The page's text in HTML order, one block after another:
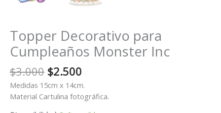
Topper Decorativo para
Cumpleaños Monster Inc
$3.000 El
precio
original
$2.500
precio
actual
es:
Medidas 15cm x 14cm.
Material Cartulina fotográfica.